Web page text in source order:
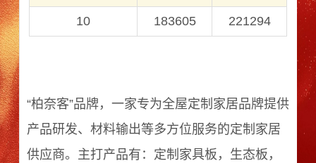
10 183605 221294
“柏奈客”品牌，一家专为全屋定制家居品牌提供
产品研发、材料输出等多方位服务的定制家居
供应商。主打产品有：定制家具板，生态板，